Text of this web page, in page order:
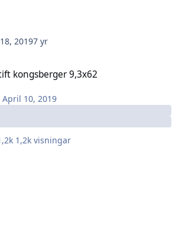
20197 yr
kongsberger 9,3x62
April 10, 2019
1,2k visningar